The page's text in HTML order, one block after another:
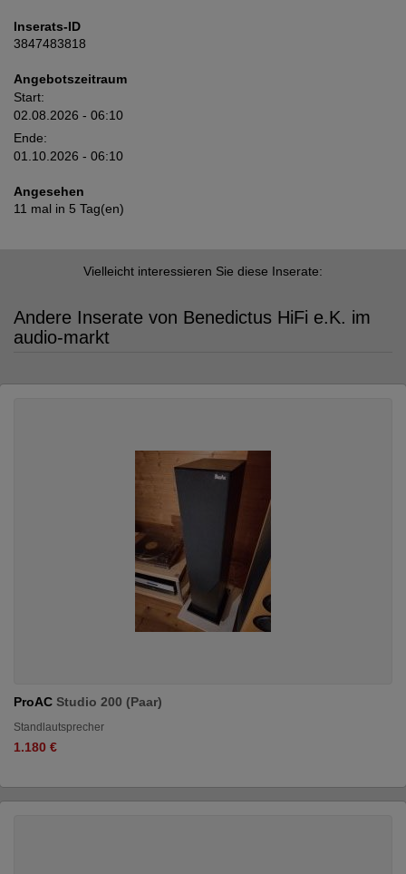
Inserats-ID
3847483818
Angebotszeitraum
Start:
02.08.2026 - 06:10
Ende:
01.10.2026 - 06:10
Angesehen
11 mal in 5 Tag(en)
Vielleicht interessieren Sie diese Inserate:
Andere Inserate von Benedictus HiFi e.K. im
audio-markt
ProAC Studio 200 (Paar)
Standlautsprecher
1.180 €